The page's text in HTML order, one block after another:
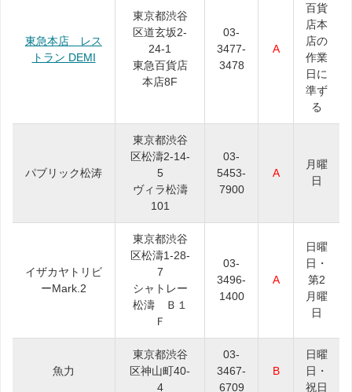
東急本店 レス
トラン DEMI
東京都渋谷
区道玄坂2-
24-1
東急百貨店
本店8F
03-
3477-
3478
A
百貨
店本
店の
作業
日に
準ず
る
パブリック松涛
東京都渋谷
区松濤2-14-
5
ヴィラ松濤
101
03-
5453-
7900
A
月曜
日
イザカヤトリビ
ーMark.2
東京都渋谷
区松濤1-28-
7
シャトレー
松濤 Ｂ１
Ｆ
03-
3496-
1400
A
日曜
日・
第2
月曜
日
魚力
東京都渋谷
区神山町40-
4
03-
3467-
6709
B
日曜
日・
祝日